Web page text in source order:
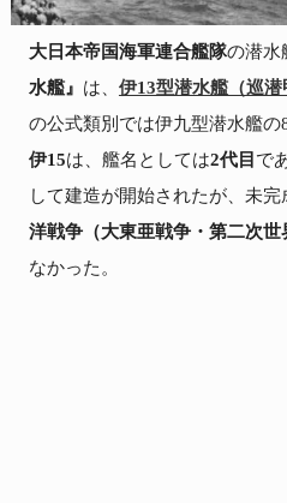
大日本帝国海軍連合艦隊の潜水
水艦』 は、 伊13型潜水艦（巡潜
の公式類別では伊九型潜水艦の
伊15は、艦名としては2代目 で
して建造が開始されたが、未完
洋戦争（大東亜戦争・第二次世
なかった。